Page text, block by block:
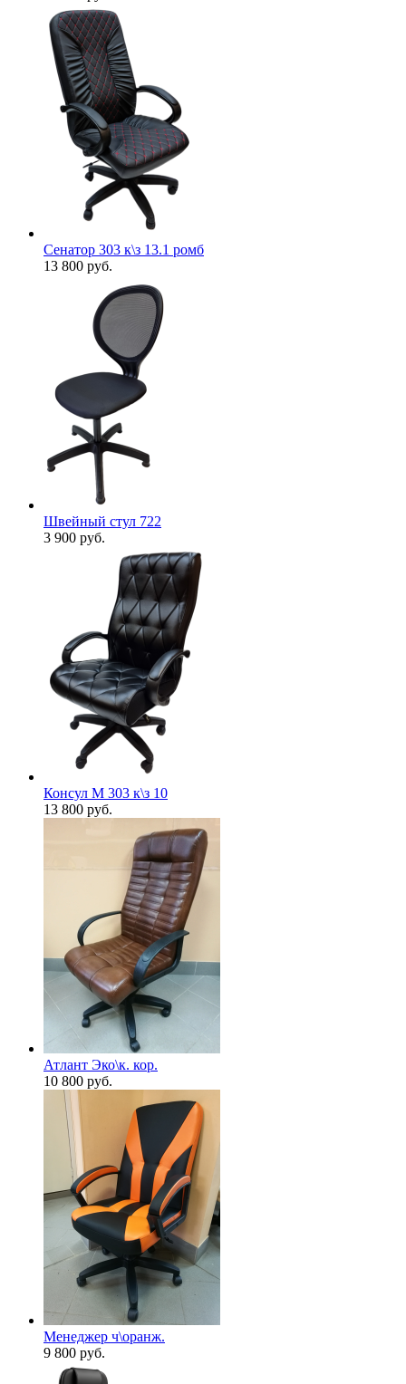
Сенатор 303 к\з 13.1 ромб
13 800 руб.
Швейный стул 722
3 900 руб.
Консул М 303 к\з 10
13 800 руб.
Атлант Эко\к. кор.
10 800 руб.
Менеджер ч\оранж.
9 800 руб.